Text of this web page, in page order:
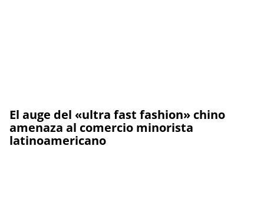
El auge del «ultra fast fashion» chino
amenaza al comercio minorista
latinoamericano